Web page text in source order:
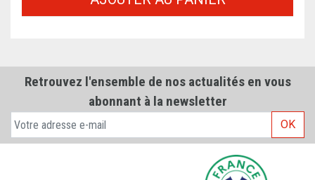
Retrouvez l'ensemble de nos actualités en vous
abonnant à la newsletter
OK